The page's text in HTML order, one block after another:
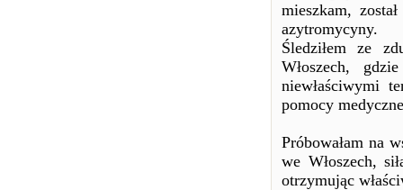
mieszkam,
azytromycyny.
Śledziłem ze
Włoszech,
niewłaściwymi
pomocy
Próbowałam na
we Włoszech,
otrzymując